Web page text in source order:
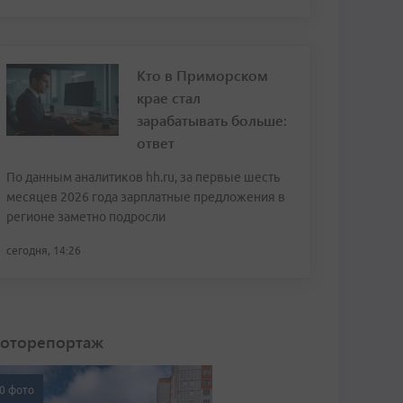
Кто в Приморском
крае стал
зарабатывать больше:
ответ
По данным аналитиков hh.ru, за первые шесть
месяцев 2026 года зарплатные предложения в
регионе заметно подросли
сегодня, 14:26
фото